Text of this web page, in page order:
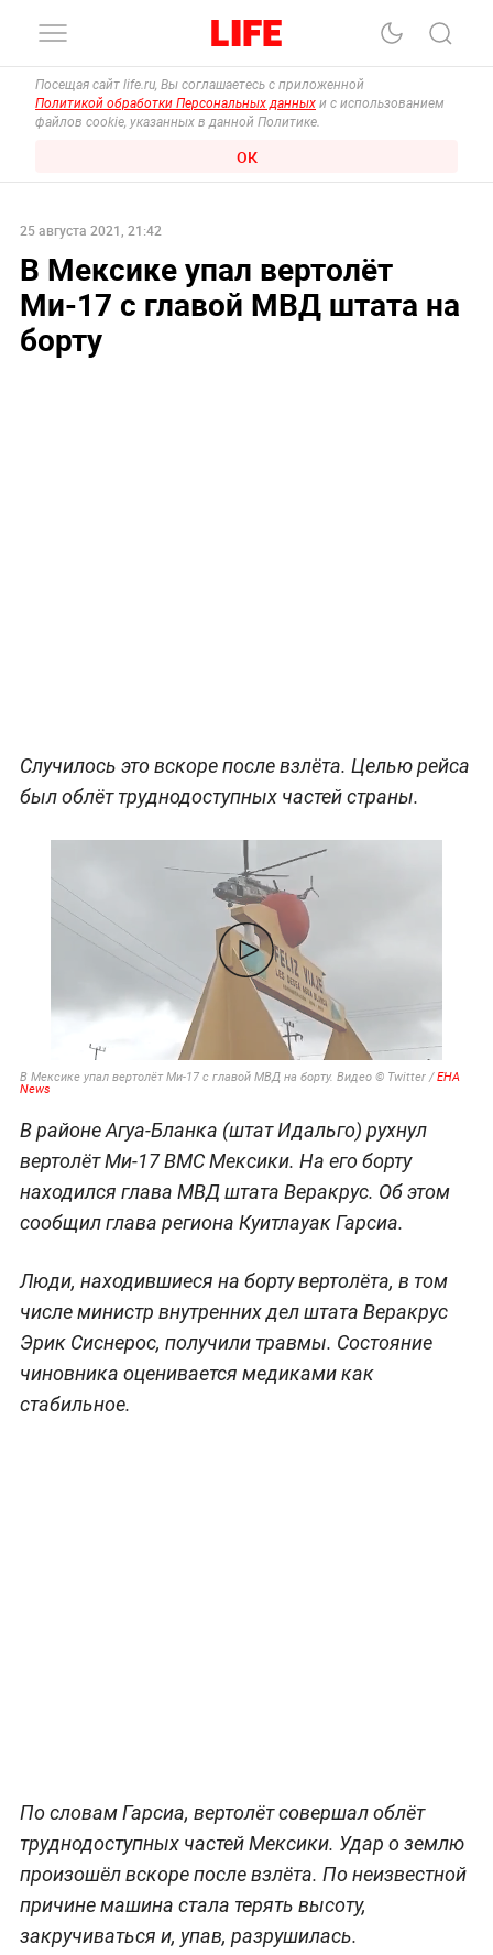
Посещая сайт life.ru, Вы соглашаетесь с приложенной
Политикой обработки Персональных данных и с использованием
файлов cookie, указанных в данной Политике.
ОК
25 августа 2021, 21:42
В Мексике упал вертолёт
Ми-17 с главой МВД штата на
борту
Случилось это вскоре после взлёта. Целью рейса
был облёт труднодоступных частей страны.
В Мексике упал вертолёт Ми-17 с главой МВД на борту. Видео © Twitter /EHA
News
В районе Агуа-Бланка (штат Идальго) рухнул
вертолёт Ми-17 ВМС Мексики. На его борту
находился глава МВД штата Веракрус. Об этом
сообщил глава региона Куитлауак Гарсиа.
Люди, находившиеся на борту вертолёта, в том
числе министр внутренних дел штата Веракрус
Эрик Сиснерос, получили травмы. Состояние
чиновника оценивается медиками как
стабильное.
По словам Гарсиа, вертолёт совершал облёт
труднодоступных частей Мексики. Удар о землю
произошёл вскоре после взлёта. По неизвестной
причине машина стала терять высоту,
закручиваться и, упав, разрушилась.